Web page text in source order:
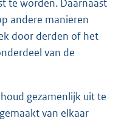
te worden. Daarnaast
andere manieren
door derden of het
van de
gezamenlijk uit te
van elkaar